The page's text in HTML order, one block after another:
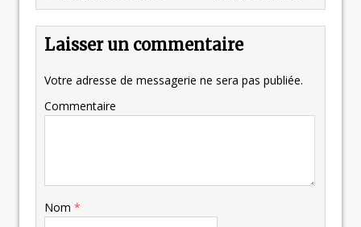
Laisser un commentaire
Votre adresse de messagerie ne sera pas publiée.
Commentaire
Nom *